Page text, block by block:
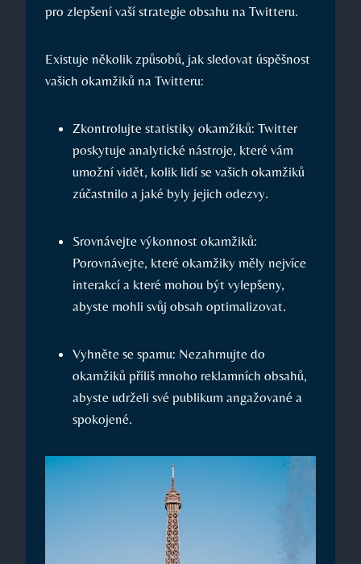
pro zlepšení vaší strategie obsahu na Twitteru.
Existuje několik způsobů, jak sledovat úspěšnost
vašich okamžiků na Twitteru:
Zkontrolujte statistiky okamžiků: Twitter
poskytuje analytické nástroje, které vám
umožní vidět, kolik lidí se vašich okamžiků
zúčastnilo a jaké byly jejich odezvy.
Srovnávejte výkonnost okamžiků:
Porovnávejte, které okamžiky měly nejvíce
interakcí a které mohou být vylepšeny,
abyste mohli svůj obsah optimalizovat.
Vyhněte se spamu: Nezahrnujte do
okamžiků příliš mnoho reklamních obsahů,
abyste udrželi své publikum angažované a
spokojené.